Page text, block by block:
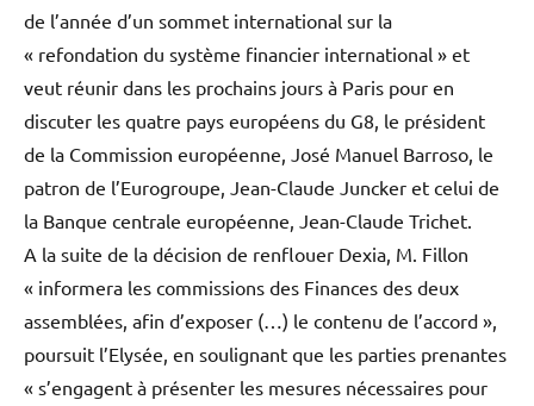
de l’année d’un sommet international sur la
« refondation du système financier international » et
veut réunir dans les prochains jours à Paris pour en
discuter les quatre pays européens du G8, le président
de la Commission européenne, José Manuel Barroso, le
patron de l’Eurogroupe, Jean-Claude Juncker et celui de
la Banque centrale européenne, Jean-Claude Trichet.
A la suite de la décision de renflouer Dexia, M. Fillon
« informera les commissions des Finances des deux
assemblées, afin d’exposer (…) le contenu de l’accord »,
poursuit l’Elysée, en soulignant que les parties prenantes
« s’engagent à présenter les mesures nécessaires pour